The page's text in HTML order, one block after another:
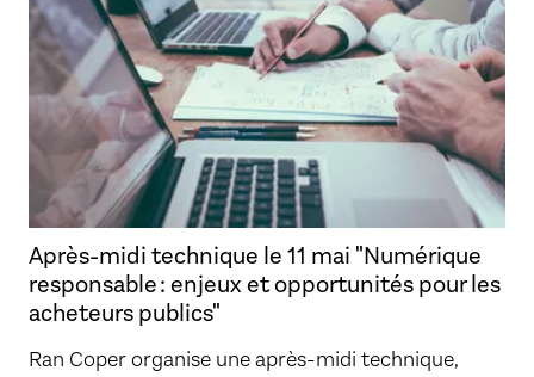
Après-midi technique le 11 mai "Numérique
responsable : enjeux et opportunités pour les
acheteurs publics"
Ran Coper organise une après-midi technique,